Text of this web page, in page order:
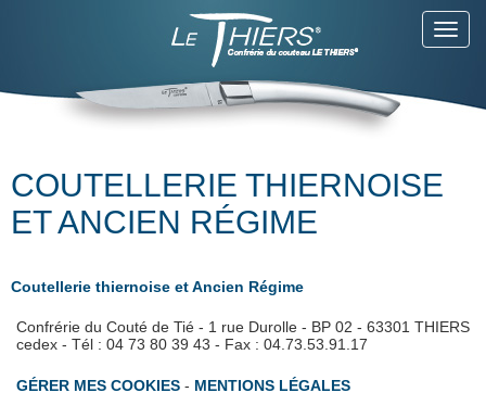
COUTELLERIE THIERNOISE
ET ANCIEN RÉGIME
Coutellerie thiernoise et Ancien Régime
Confrérie du Couté de Tié - 1 rue Durolle - BP 02 - 63301 THIERS
cedex - Tél : 04 73 80 39 43 - Fax : 04.73.53.91.17
GÉRER MES COOKIES - MENTIONS LÉGALES